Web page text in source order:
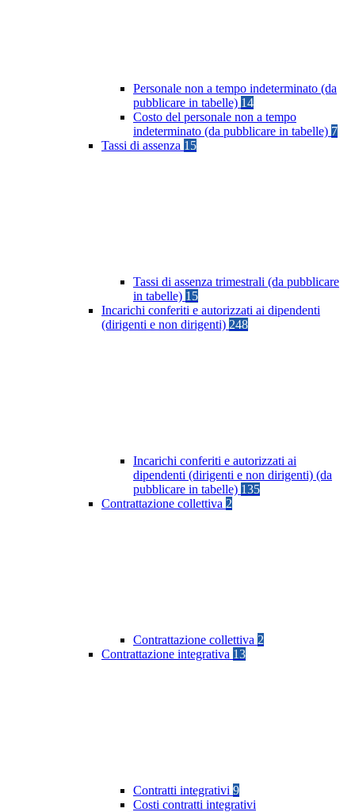
Personale non a tempo indeterminato (da
pubblicare in tabelle) 14
Costo del personale non a tempo
indeterminato (da pubblicare in tabelle) 7
Tassi di assenza 15
Tassi di assenza trimestrali (da pubblicare
in tabelle) 15
Incarichi conferiti e autorizzati ai dipendenti
(dirigenti e non dirigenti) 248
Incarichi conferiti e autorizzati ai
dipendenti (dirigenti e non dirigenti) (da
pubblicare in tabelle) 135
Contrattazione collettiva 2
Contrattazione collettiva 2
Contrattazione integrativa 13
Contratti integrativi 9
Costi contratti integrativi